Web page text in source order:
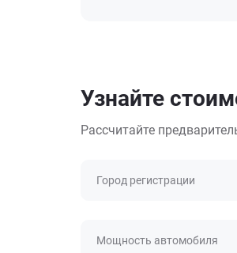
Узнайте
Рассчитайте
Город регистрации
Мощность автомобиля